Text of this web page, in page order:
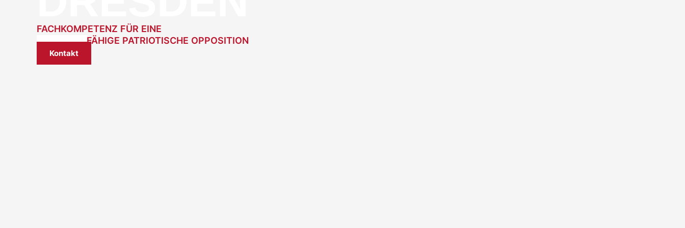
FACHKOMPETENZ FÜR EINE
ZUKUNFTSFÄHIGE PATRIOTISCHE OPPOSITION
Kon­takt